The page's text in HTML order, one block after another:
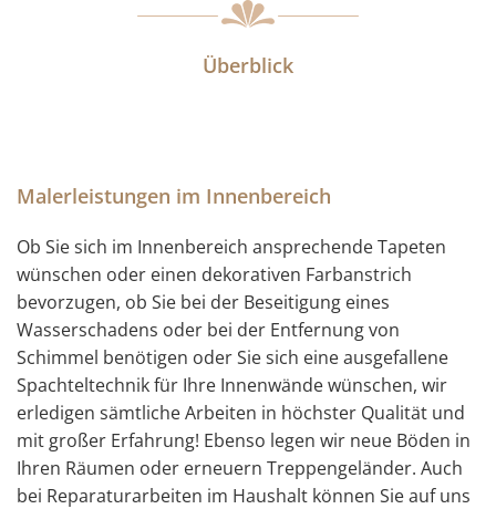
Überblick
Malerleistungen im Innenbereich
Ob Sie sich im Innenbereich ansprechende Tapeten
wünschen oder einen dekorativen Farbanstrich
bevorzugen, ob Sie bei der Beseitigung eines
Wasserschadens oder bei der Entfernung von
Schimmel benötigen oder Sie sich eine ausgefallene
Spachteltechnik für Ihre Innenwände wünschen, wir
erledigen sämtliche Arbeiten in höchster Qualität und
mit großer Erfahrung! Ebenso legen wir neue Böden in
Ihren Räumen oder erneuern Treppengeländer. Auch
bei Reparaturarbeiten im Haushalt können Sie auf uns